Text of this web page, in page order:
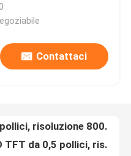
Contattaci
Esposizione a 4,3 pollici del touch screen TFT con PCT, 480x272 40 PIN 24bit RGB TFT capacitivo
5.7 Display LCD TFT, risoluzione 640x480, 40 pin Interfaccia RGB a 18 bit
Interfaccia RGB a 24 bit, Display Tft da 9 pollici 800x480, con pannello touch